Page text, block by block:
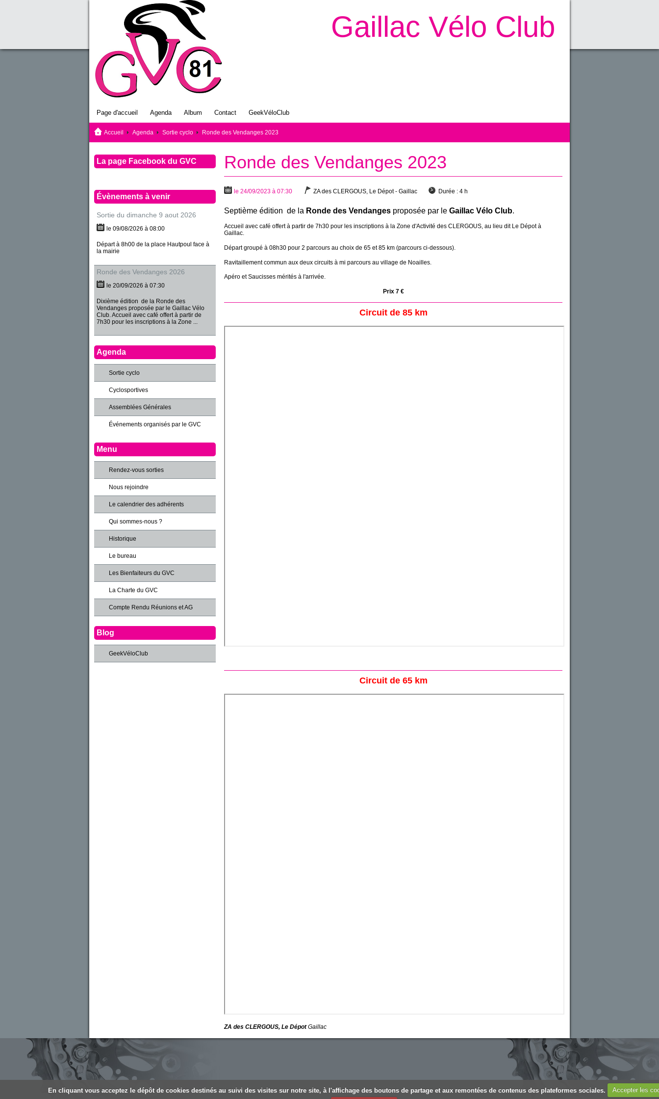
Gaillac Vélo Club
Page d'accueil Agenda Album Contact GeekVéloClub
Accueil Agenda Sortie cyclo Ronde des Vendanges 2023
Ronde des Vendanges 2023
le 24/09/2023 à 07:30 ZA des CLERGOUS, Le Dépot - Gaillac Durée : 4 h
Septième édition de la Ronde des Vendanges proposée par le Gaillac Vélo Club.
Accueil avec café offert à partir de 7h30 pour les inscriptions à la Zone d'Activité des CLERGOUS, au lieu dit Le Dépot à
Gaillac.
Départ groupé à 08h30 pour 2 parcours au choix de 65 et 85 km (parcours ci-dessous).
Ravitaillement commun aux deux circuits à mi parcours au village de Noailles.
Apéro et Saucisses mérités à l'arrivée.
Prix 7 €
Circuit de 85 km
Circuit de 65 km
ZA des CLERGOUS, Le DépotGaillac
La page Facebook du GVC
Évènements à venir
Sortie du dimanche 9 aout 2026
le 09/08/2026 à 08:00
Départ à 8h00 de la place Hautpoul face à
la mairie
Ronde des Vendanges 2026
le 20/09/2026 à 07:30
Dixième édition de la Ronde des
Vendanges proposée par le Gaillac Vélo
Club. Accueil avec café offert à partir de
7h30 pour les inscriptions à la Zone ...
Agenda
Sortie cyclo
Cyclosportives
Assemblées Générales
Événements organisés par le GVC
Menu
Rendez-vous sorties
Nous rejoindre
Le calendrier des adhérents
Qui sommes-nous ?
Historique
Le bureau
Les Bienfaiteurs du GVC
La Charte du GVC
Compte Rendu Réunions et AG
Blog
GeekVéloClub
En cliquant vous acceptez le dépôt de cookies destinés au suivi des visites sur notre site, à l'affichage des boutons de partage et aux remontées de contenus des plateformes sociales. Accepter les